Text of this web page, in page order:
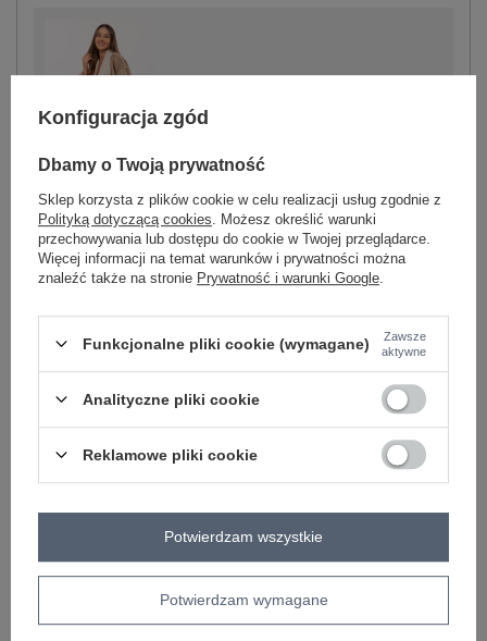
Zobacz wszystkie kolory (+1)
ZALOGUJ SIĘ I ZOBACZ CENĘ
Masz pytanie? Chętnie pomożemy.
Zadzwoń+48 601 547 740 Zadaj pytanie
skład materiału : 100% poliester
typ produktu
kurtka przejściowa
casual
Konfiguracja zgód
Dbamy o Twoją prywatność
Sklep korzysta z plików cookie w celu realizacji usług zgodnie z
Polityką dotyczącą cookies . Możesz określić warunki
przechowywania lub dostępu do cookie w Twojej przeglądarce.
Więcej informacji na temat warunków i prywatności można
znaleźć także na stronie Prywatność i warunki Google
Funkcjonalne pliki cookie (wymagane)
Zawsze
aktywne
Analityczne pliki cookie
Reklamowe pliki cookie
Potwierdzam wymagane
Potwierdzam wszystkie